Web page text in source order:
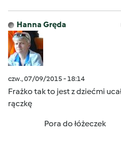
Hanna Gręda
czw., 07/09/2015 - 18:14
Frażko tak to jest z dziećmi
rączkę
Pora do łóżeczek